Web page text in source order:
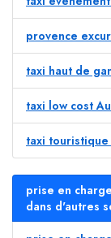
provence
taxi haut de
taxi low cost
taxi
prise en
dans d'autres